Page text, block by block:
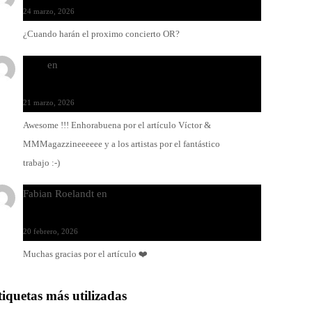
24 marzo, 2026
¿Cuando harán el proximo concierto OR?
en
21 marzo, 2026
Awesome !!! Enhorabuena por el artículo Víctor &
MMMagazzineeeeee y a los artistas por el fantástico
trabajo :-)
Fabian Roelandt en
20 febrero, 2026
Muchas gracias por el artículo ❤️
más utilizadas